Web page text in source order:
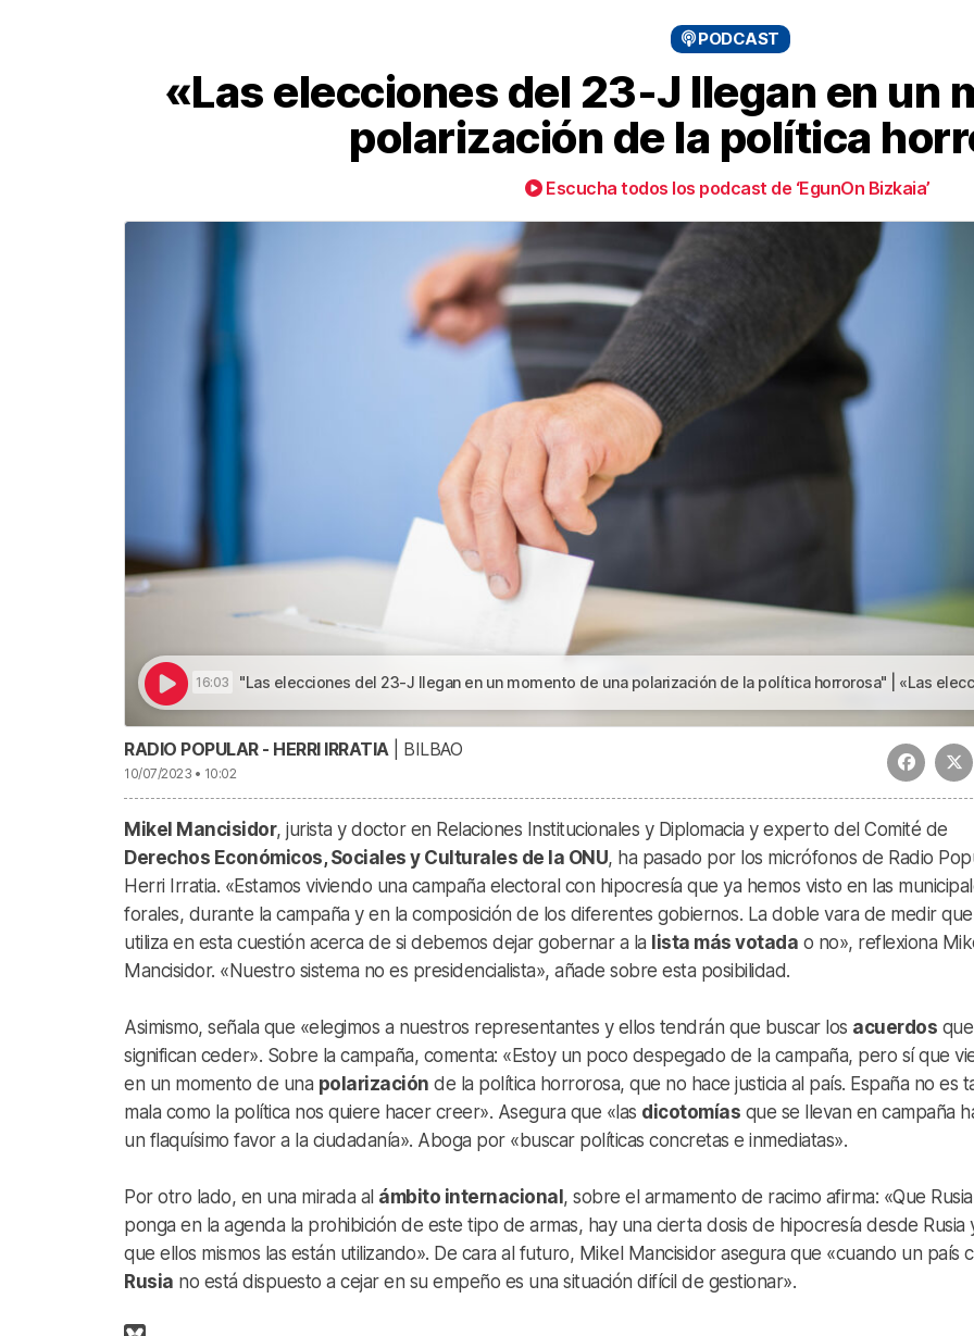
PODCAST
«Las elecciones del 23-J llegan en un
polarización de la política
Escucha todos los podcast de ‘EgunOn Bizkaia’
16:03 "Las elecciones del 23-J llegan en un momento de una polarización de la política horrorosa" | «Las elecciones del 23-J llegan en un momento de una polarización de la política
RADIO POPULAR - HERRI IRRATIA | BILBAO
10/07/2023 • 10:02
Mikel Mancisidor, jurista y doctor en Relaciones Institucionales y Diplomacia y experto del Comité de
Derechos Económicos, Sociales y Culturales de la ONU, ha pasado por los micrófonos de Radio
Herri Irratia. «Estamos viviendo una campaña electoral con hipocresía que ya hemos visto en las
forales, durante la campaña y en la composición de los diferentes gobiernos. La doble vara de medir
utiliza en esta cuestión acerca de si debemos dejar gobernar a la lista más votada o no», reflexiona
Mancisidor. «Nuestro sistema no es presidencialista», añade sobre esta posibilidad.
Asimismo, señala que «elegimos a nuestros representantes y ellos tendrán que buscar los acuerdos que
significan ceder». Sobre la campaña, comenta: «Estoy un poco despegado de la campaña, pero sí que
en un momento de una polarización de la política horrorosa, que no hace justicia al país. España no es
mala como la política nos quiere hacer creer». Asegura que «las dicotomías que se llevan en campaña
un flaquísimo favor a la ciudadanía». Aboga por «buscar políticas concretas e inmediatas».
Por otro lado, en una mirada al ámbito internacional, sobre el armamento de racimo afirma: «Que
ponga en la agenda la prohibición de este tipo de armas, hay una cierta dosis de hipocresía desde Rusia
que ellos mismos las están utilizando». De cara al futuro, Mikel Mancisidor asegura que «cuando un país
Rusia no está dispuesto a cejar en su empeño es una situación difícil de gestionar».